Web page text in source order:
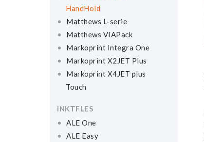
HandHold
Matthews L-serie
Matthews VIAPack
Markoprint Integra One
Markoprint X2JET Plus
Markoprint X4JET plus
Touch
INKTFLES
ALE One
ALE Easy